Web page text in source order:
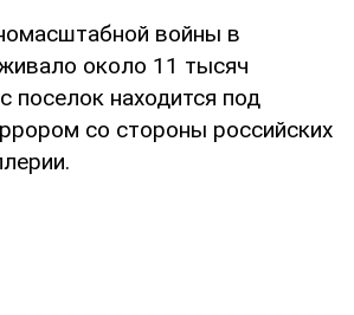
войны в
около 11 тысяч
поселок находится под
со стороны российских